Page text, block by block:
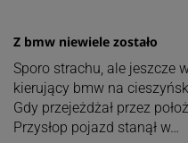
Z bmw niewiele zostało
Sporo strachu, ale jeszcze
kierujący bmw na
Gdy przejeżdżał przez
Przysłop pojazd stanął w…